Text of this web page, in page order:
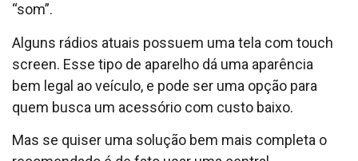
“som”.
Alguns rádios atuais possuem uma tela com touch
screen. Esse tipo de aparelho dá uma aparência
bem legal ao veículo, e pode ser uma opção para
quem busca um acessório com custo baixo.
Mas se quiser uma solução bem mais completa o